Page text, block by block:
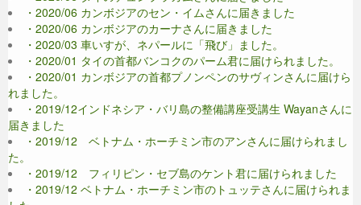
・2020/06 カンボジアのセン・イムさんに届きました
・2020/06 カンボジアのカーナさんに届きました
・2020/03 車いすが、ネパールに「飛び」ました。
・2020/01 タイの首都バンコクのパーム君に届けられました。
・2020/01 カンボジアの首都プノンペンのサヴィンさんに届けら
れました。
・2019/12インドネシア・バリ島の整備講座受講生 Wayanさんに
届きました
・2019/12 ベトナム・ホーチミン市のアンさんに届けられまし
た。
・2019/12 フィリピン・セブ島のケント君に届けられました
・2019/12 ベトナム・ホーチミン市のトュッテさんに届けられま